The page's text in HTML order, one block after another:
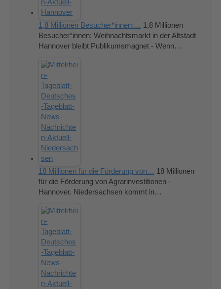
1,8 Millionen Besucher*innen:… 1,8 Millionen
Besucher*innen: Weihnachtsmarkt in der Altstadt
Hannover bleibt Publikumsmagnet - Wenn…
18 Millionen für die Förderung von… 18 Millionen
für die Förderung von Agrarinvestitionen -
Hannover. Niedersachsen kommt in…